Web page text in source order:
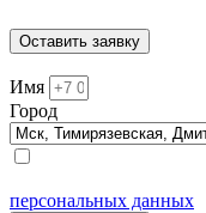
Оставить заявку
Имя
Город
персональных данных